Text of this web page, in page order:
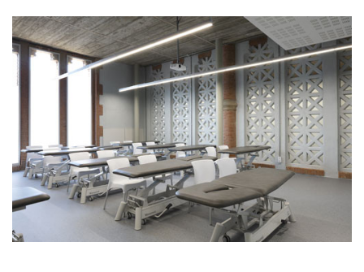
Imagen